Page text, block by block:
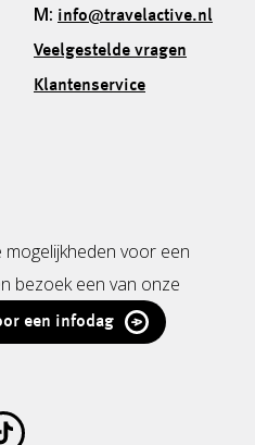
M: info@travelactive.nl
Veelgestelde vragen
Klantenservice
voor een
bezoek een van onze
een infodag